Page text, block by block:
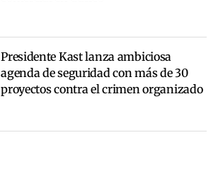
Presidente Kast lanza ambiciosa
agenda de seguridad con más de 30
proyectos contra el crimen organizado